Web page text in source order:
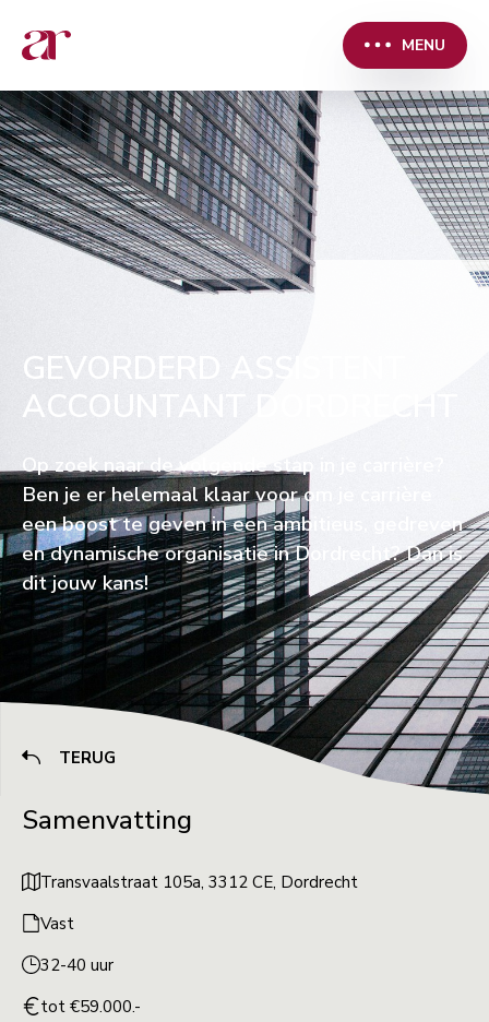
MENU
GEVORDERD ASSISTENT
ACCOUNTANT DORDRECHT
Op zoek naar de volgende stap in je carrière?
Ben je er helemaal klaar voor om je carrière
een boost te geven in een ambitieus, gedreven
en dynamische organisatie in Dordrecht? Dan is
dit jouw kans!
TERUG
Samenvatting
Transvaalstraat 105a, 3312 CE, Dordrecht
Vast
32-40 uur
tot €59.000.-